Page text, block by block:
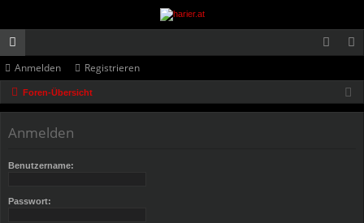
or
en
ist
Anmelden Registrieren
Foren-Übersicht
Anmelden
Benutzername:
Passwort: